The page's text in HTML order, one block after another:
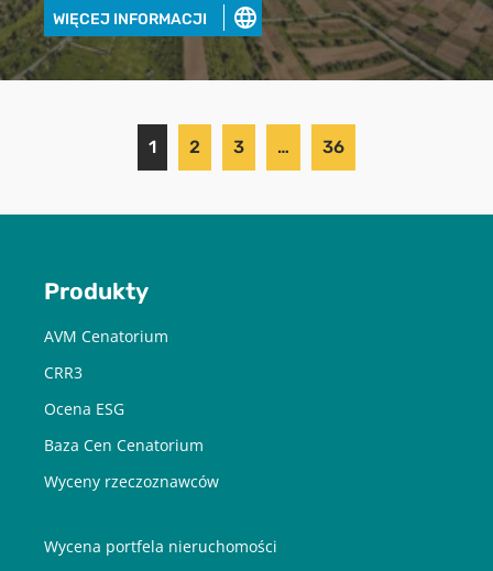
WIĘCEJ INFORMACJI
1 2 3 … 36
Produkty
AVM Cenatorium
CRR3
Ocena ESG
Baza Cen Cenatorium
Wyceny rzeczoznawców
Wycena portfela nieruchomości